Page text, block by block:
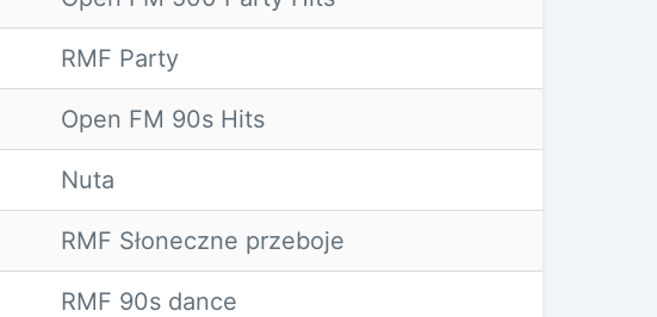
RMF Party
Open FM 90s Hits
Nuta
RMF Słoneczne przeboje
RMF 90s dance